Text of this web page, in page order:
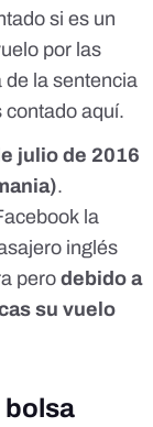
si es un
por las
la sentencia
contadoaquí.
julio de 2016
.
la
inglés
perodebido a
su vuelo
bolsa